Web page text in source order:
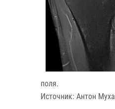
поля.
Источник: Антон